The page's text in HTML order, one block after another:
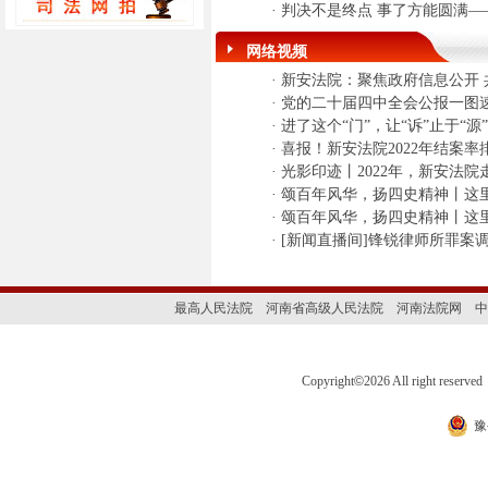
· 判决不是终点 事了方能圆满
网络视频
· 新安法院：聚焦政府信息公开
· 党的二十届四中全会公报一图
· 进了这个“门”，让“诉”止于“源
· 喜报！新安法院2022年结案率
· 光影印迹丨2022年，新安法院
· 颂百年风华，扬四史精神丨这
· 颂百年风华，扬四史精神丨这
· [新闻直播间]锋锐律师所罪案
最高人民法院 河南省高级人民法院 河南法院网
Copyright©2026 All right